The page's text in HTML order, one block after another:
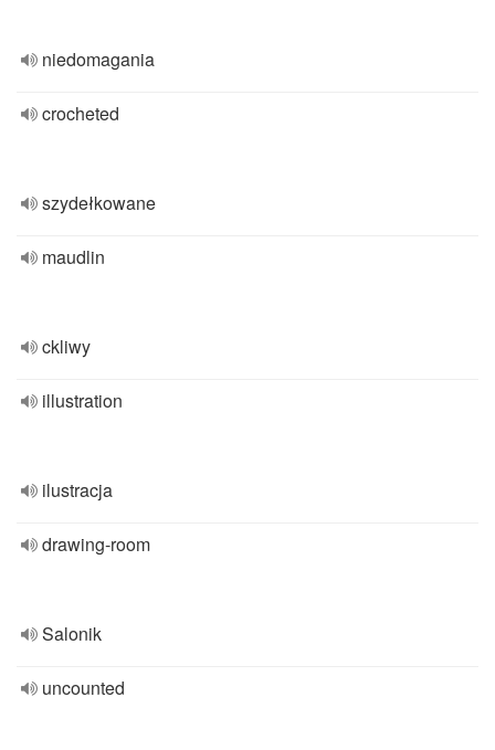
niedomagania
crocheted
szydełkowane
maudlin
ckliwy
illustration
ilustracja
drawing-room
Salonik
uncounted